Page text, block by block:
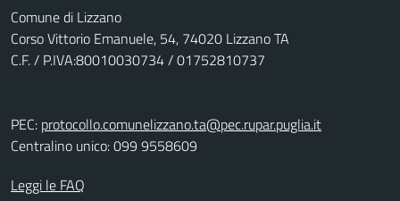
Comune di Lizzano
Corso Vittorio Emanuele, 54, 74020 Lizzano TA
C.F. / P.IVA:80010030734 / 01752810737
PEC: protocollo.comunelizzano.ta@pec.rupar.puglia.it
Centralino unico: 099 9558609
Leggi le FAQ